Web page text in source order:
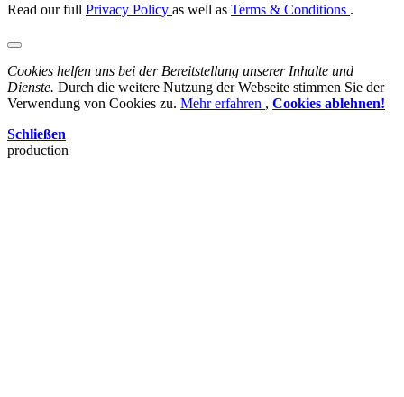
Read our full Privacy Policy as well as Terms & Conditions .
Cookies helfen uns bei der Bereitstellung unserer Inhalte und
Dienste. Durch die weitere Nutzung der Webseite stimmen Sie der
Verwendung von Cookies zu. Mehr erfahren , Cookies ablehnen!
Schließen
production